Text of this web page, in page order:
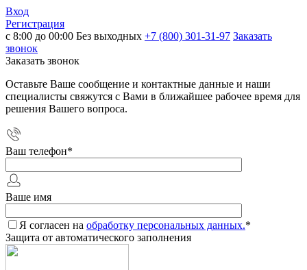
Вход
Регистрация
с 8:00 до 00:00 Без выходных +7 (800) 301-31-97 Заказать
звонок
Заказать звонок
Оставьте Ваше сообщение и контактные данные и наши
специалисты свяжутся с Вами в ближайшее рабочее время для
решения Вашего вопроса.
Ваш телефон*
Ваше имя
Я согласен на обработку персональных данных.*
Защита от автоматического заполнения